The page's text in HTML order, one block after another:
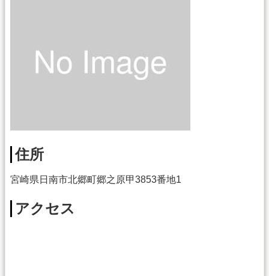
住所
宮崎県日南市北郷町郷之原甲3853番地1
アクセス